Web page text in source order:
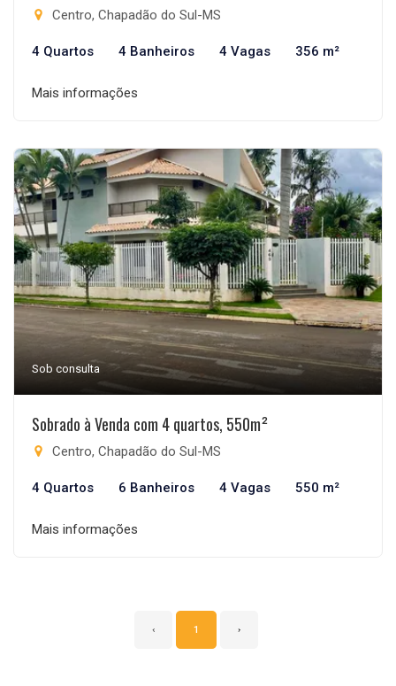
Centro, Chapadão do Sul-MS
4 Quartos 4 Banheiros 4 Vagas 356 m²
Mais informações
Sob consulta
Sobrado à Venda com 4 quartos, 550m²
Centro, Chapadão do Sul-MS
4 Quartos 6 Banheiros 4 Vagas 550 m²
Mais informações
‹ 1 ›